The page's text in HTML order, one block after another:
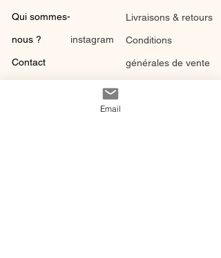
Qui sommes-
nous ?
Contact
instagram
Livraisons & retours
Conditions
générales de vente
Email